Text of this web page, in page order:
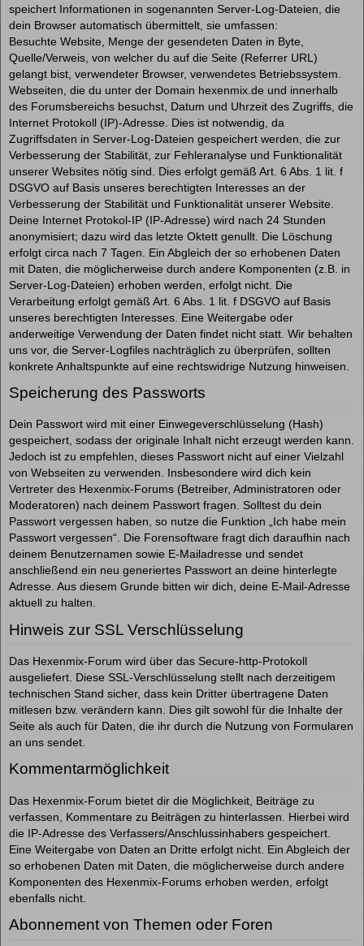
speichert Informationen in sogenannten Server-Log-Dateien, die
dein Browser automatisch übermittelt, sie umfassen:
Besuchte Website, Menge der gesendeten Daten in Byte,
Quelle/Verweis, von welcher du auf die Seite (Referrer URL)
gelangt bist, verwendeter Browser, verwendetes Betriebssystem.
Webseiten, die du unter der Domain hexenmix.de und innerhalb
des Forumsbereichs besuchst, Datum und Uhrzeit des Zugriffs, die
Internet Protokoll (IP)-Adresse. Dies ist notwendig, da
Zugriffsdaten in Server-Log-Dateien gespeichert werden, die zur
Verbesserung der Stabilität, zur Fehleranalyse und Funktionalität
unserer Websites nötig sind. Dies erfolgt gemäß Art. 6 Abs. 1 lit. f
DSGVO auf Basis unseres berechtigten Interesses an der
Verbesserung der Stabilität und Funktionalität unserer Website.
Deine Internet Protokol-IP (IP-Adresse) wird nach 24 Stunden
anonymisiert; dazu wird das letzte Oktett genullt. Die Löschung
erfolgt circa nach 7 Tagen. Ein Abgleich der so erhobenen Daten
mit Daten, die möglicherweise durch andere Komponenten (z.B. in
Server-Log-Dateien) erhoben werden, erfolgt nicht. Die
Verarbeitung erfolgt gemäß Art. 6 Abs. 1 lit. f DSGVO auf Basis
unseres berechtigten Interesses. Eine Weitergabe oder
anderweitige Verwendung der Daten findet nicht statt. Wir behalten
uns vor, die Server-Logfiles nachträglich zu überprüfen, sollten
konkrete Anhaltspunkte auf eine rechtswidrige Nutzung hinweisen.
Speicherung des Passworts
Dein Passwort wird mit einer Einwegeverschlüsselung (Hash)
gespeichert, sodass der originale Inhalt nicht erzeugt werden kann.
Jedoch ist zu empfehlen, dieses Passwort nicht auf einer Vielzahl
von Webseiten zu verwenden. Insbesondere wird dich kein
Vertreter des Hexenmix-Forums (Betreiber, Administratoren oder
Moderatoren) nach deinem Passwort fragen. Solltest du dein
Passwort vergessen haben, so nutze die Funktion „Ich habe mein
Passwort vergessen“. Die Forensoftware fragt dich daraufhin nach
deinem Benutzernamen sowie E-Mailadresse und sendet
anschließend ein neu generiertes Passwort an deine hinterlegte
Adresse. Aus diesem Grunde bitten wir dich, deine E-Mail-Adresse
aktuell zu halten.
Hinweis zur SSL Verschlüsselung
Das Hexenmix-Forum wird über das Secure-http-Protokoll
ausgeliefert. Diese SSL-Verschlüsselung stellt nach derzeitigem
technischen Stand sicher, dass kein Dritter übertragene Daten
mitlesen bzw. verändern kann. Dies gilt sowohl für die Inhalte der
Seite als auch für Daten, die ihr durch die Nutzung von Formularen
an uns sendet.
Kommentarmöglichkeit
Das Hexenmix-Forum bietet dir die Möglichkeit, Beiträge zu
verfassen, Kommentare zu Beiträgen zu hinterlassen. Hierbei wird
die IP-Adresse des Verfassers/Anschlussinhabers gespeichert.
Eine Weitergabe von Daten an Dritte erfolgt nicht. Ein Abgleich der
so erhobenen Daten mit Daten, die möglicherweise durch andere
Komponenten des Hexenmix-Forums erhoben werden, erfolgt
ebenfalls nicht.
Abonnement von Themen oder Foren